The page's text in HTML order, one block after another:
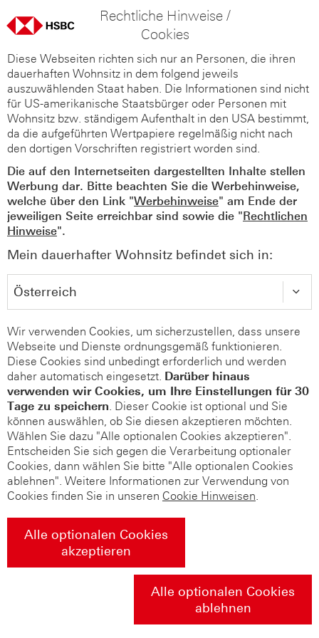
Rechtliche Hinweise /
Cookies
Diese Webseiten richten sich nur an Personen, die ihren
dauerhaften Wohnsitz in dem folgend jeweils
auszuwählenden Staat haben. Die Informationen sind nicht
für US-amerikanische Staatsbürger oder Personen mit
Wohnsitz bzw. ständigem Aufenthalt in den USA bestimmt,
da die aufgeführten Wertpapiere regelmäßig nicht nach
den dortigen Vorschriften registriert worden sind.
Die auf den Internetseiten dargestellten Inhalte stellen
Werbung dar. Bitte beachten Sie die Werbehinweise,
welche über den Link "Werbehinweise" am Ende der
jeweiligen Seite erreichbar sind sowie die "Rechtlichen
Hinweise".
Mein dauerhafter Wohnsitz befindet sich in:
Wir verwenden Cookies, um sicherzustellen, dass unsere
Webseite und Dienste ordnungsgemäß funktionieren.
Diese Cookies sind unbedingt erforderlich und werden
daher automatisch eingesetzt. Darüber hinaus
verwenden wir Cookies, um Ihre Einstellungen für 30
Tage zu speichern. Dieser Cookie ist optional und Sie
können auswählen, ob Sie diesen akzeptieren möchten.
Wählen Sie dazu "Alle optionalen Cookies akzeptieren".
Entscheiden Sie sich gegen die Verarbeitung optionaler
Cookies, dann wählen Sie bitte "Alle optionalen Cookies
ablehnen". Weitere Informationen zur Verwendung von
Cookies finden Sie in unseren Cookie Hinweisen.
Alle optionalen Cookies
akzeptieren
Alle optionalen Cookies
ablehnen